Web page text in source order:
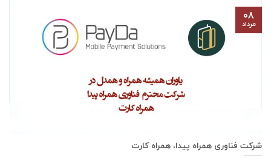
شرکت فناوری همراه پیدا، همراه کارت
۰۸
مرداد